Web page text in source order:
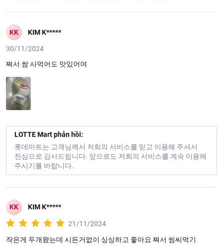
Đặc điểm nổi bật:
thường, rau bắp cải rất giòn, rất ngon khi chế biến thành các
Bắp cải có thể được sử dụng trong nhiều món ăn khác nhau
trong món ăn nhân bánh bao.
KK KIM K*****
30/11/2024
쪄서 쌈 사먹어도 맛있어여
LOTTE Mart phản hồi:
롯데마트는 고객님께서 저희의 서비스를 믿고 이용해 주셔서
진심으로 감사드립니다. 앞으로도 저희의 서비스를 계속 이용해
주시기를 바랍니다.
KK KIM K*****
21/11/2024
작은게 두개왔는데 시든거없이 싱싱하고 좋아요 쪄서 씸씨먹기